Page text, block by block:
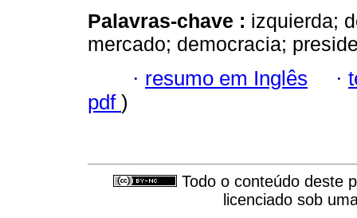
Palavras-chave : izquierda;
mercado; democracia;
· resumo em Inglês ·
pdf )
Todo o conteúdo deste
licenciado sob